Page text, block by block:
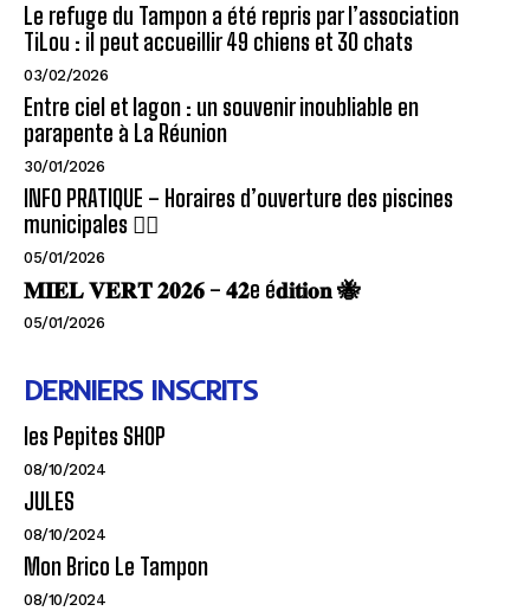
Le refuge du Tampon a été repris par l’association
TiLou : il peut accueillir 49 chiens et 30 chats
03/02/2026
Entre ciel et lagon : un souvenir inoubliable en
parapente à La Réunion
30/01/2026
INFO PRATIQUE – Horaires d’ouverture des piscines
municipales 🏊‍♂️
05/01/2026
𝐌𝐈𝐄𝐋 𝐕𝐄𝐑𝐓 𝟐𝟎𝟐𝟔 – 𝟒𝟐e é𝐝𝐢𝐭𝐢𝐨𝐧 🐝
05/01/2026
DERNIERS INSCRITS
les Pepites SHOP
08/10/2024
JULES
08/10/2024
Mon Brico Le Tampon
08/10/2024